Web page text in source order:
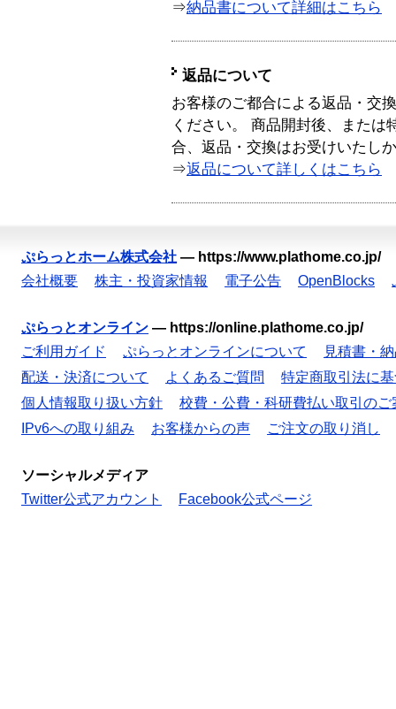
⇒納品書について詳細はこちら
返品について
お客様のご都合による返品・交
ください。 商品開封後、または
合、返品・交換はお受けいたし
⇒返品について詳しくはこちら
ぷらっとホーム株式会社 — https://www.plathome.co.jp/
会社概要
株主・投資家情報 電子公告 OpenBlocks
ぷらっとオンライン — https://online.plathome.co.jp/
ご利用ガイド
ぷらっとオンラインについて
見積書・
配送・決済について
よくあるご質問
特定商取引法に
個人情報取り扱い方針
校費・公費・科研費払い取引のご
IPv6への取り組み
お客様からの声 ご注文の取り消し
ソーシャルメディア
Twitter公式アカウント
Facebook公式ページ